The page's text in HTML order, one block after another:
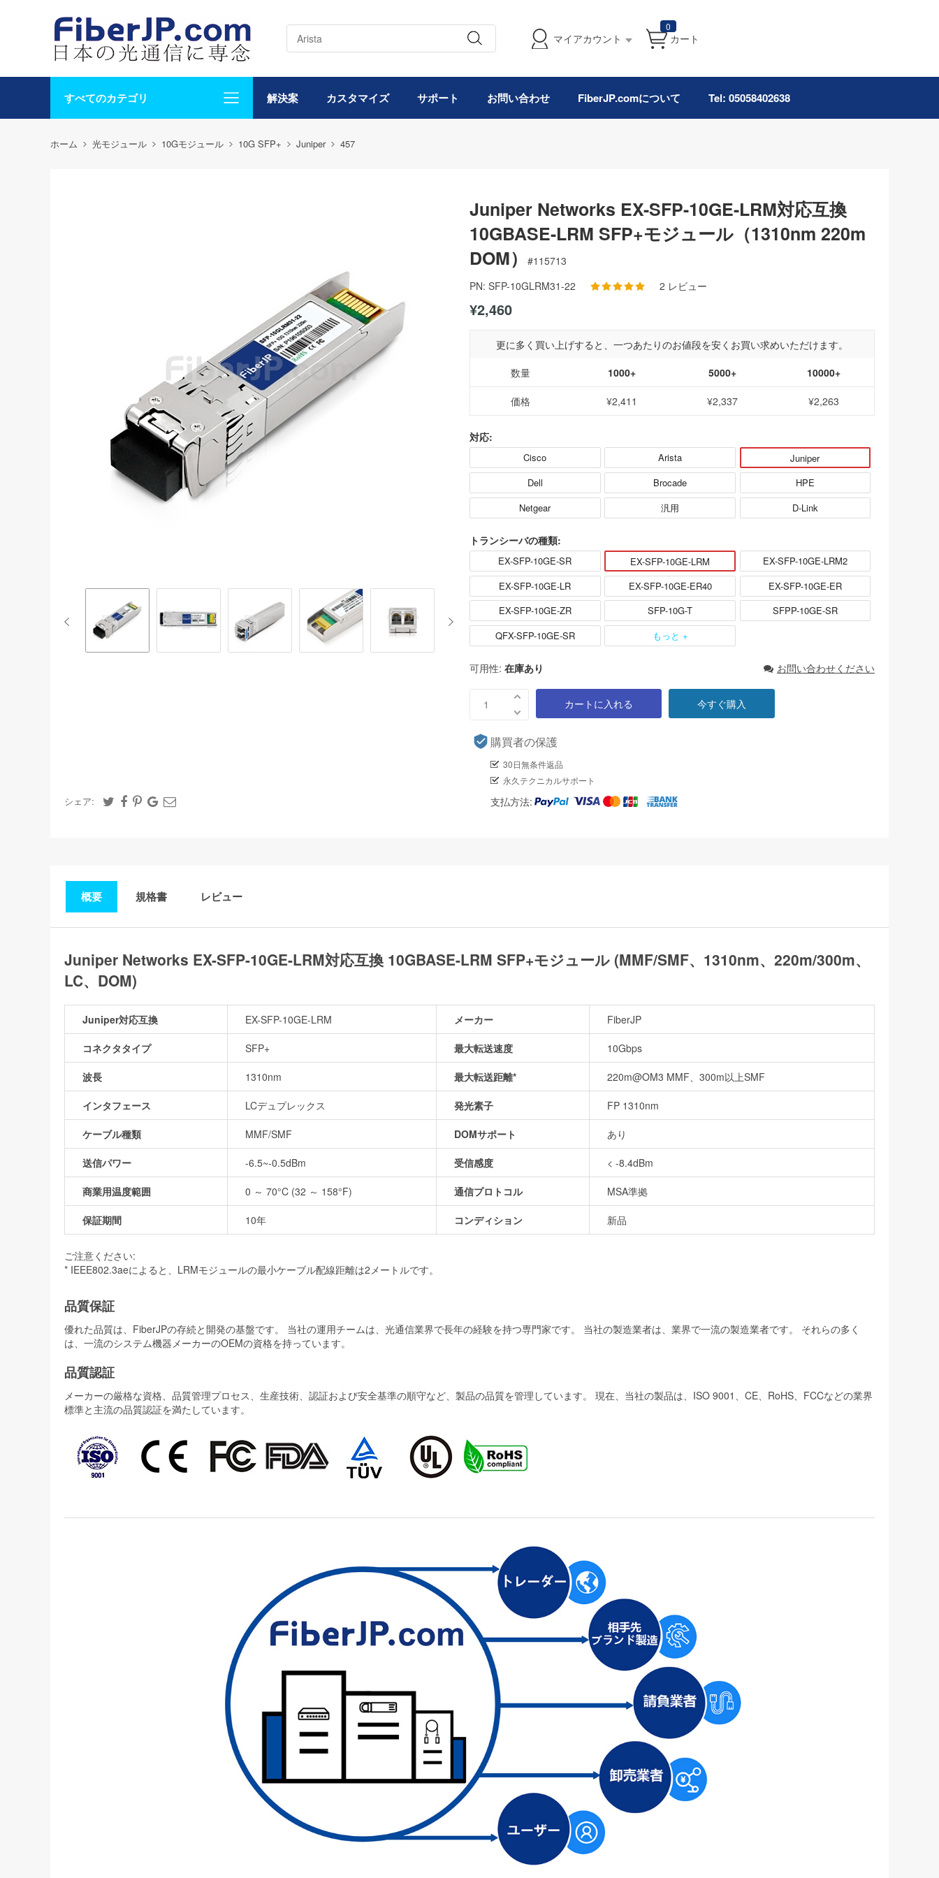
マイアカウント
0
カート
すべてのカテゴリ 解決案 カスタマイズ サポート お問い合わせ FiberJP.comについて Tel: 05058402638
ホーム 光モジュール 10Gモジュール 10G SFP+ Juniper 457
シェア:
Juniper Networks EX-SFP-10GE-LRM対応互換
10GBASE-LRM SFP+モジュール（1310nm 220m
DOM）
#115713
PN: SFP-10GLRM31-22 2 レビュー
¥2,460
更に多く買い上げすると、一つあたりのお値段を安くお買い求めいただけます。
数量
1000+ 5000+ 10000+
価格 ¥2,411 ¥2,337 ¥2,263
対応:
Cisco Arista
Juniper
Dell
Brocade
HPE
Netgear
汎用 D-Link
トランシーバの種類:
EX-SFP-10GE-SR EX-SFP-10GE-LRM
EX-SFP-10GE-LRM2
EX-SFP-10GE-LR
EX-SFP-10GE-ER40
EX-SFP-10GE-ER
EX-SFP-10GE-ZR
SFP-10G-T
SFPP-10GE-SR
QFX-SFP-10GE-SR
もっと +
可用性: 在庫あり お問い合わせください
カートに入れる 今すぐ購入
購買者の保護
30日無条件返品
永久テクニカルサポート
支払方法:
概要 規格書 レビュー
Juniper Networks EX-SFP-10GE-LRM対応互換 10GBASE-LRM SFP+モジュール (MMF/SMF、1310nm、220m/300m、
LC、DOM)
Juniper対応互換 EX-SFP-10GE-LRM メーカー FiberJP
コネクタタイプ SFP+ 最大転送速度 10Gbps
波長 1310nm 最大転送距離* 220m@OM3 MMF、300m以上SMF
インタフェース LCデュプレックス 発光素子 FP 1310nm
ケーブル種類 MMF/SMF DOMサポート あり
送信パワー -6.5~-0.5dBm 受信感度 < -8.4dBm
商業用温度範囲 0 ～ 70°C (32 ～ 158°F) 通信プロトコル MSA準拠
保証期間 10年 コンディション 新品
ご注意ください:
* IEEE802.3aeによると、LRMモジュールの最小ケーブル配線距離は2メートルです。
品質保証
優れた品質は、FiberJPの存続と開発の基盤です。 当社の運用チームは、光通信業界で長年の経験を持つ専門家です。 当社の製造業者は、業界で一流の製造業者です。 それらの多く
は、一流のシステム機器メーカーのOEMの資格を持っています。
品質認証
メーカーの厳格な資格、品質管理プロセス、生産技術、認証および安全基準の順守など、製品の品質を管理しています。 現在、当社の製品は、ISO 9001、CE、RoHS、FCCなどの業界
標準と主流の品質認証を満たしています。